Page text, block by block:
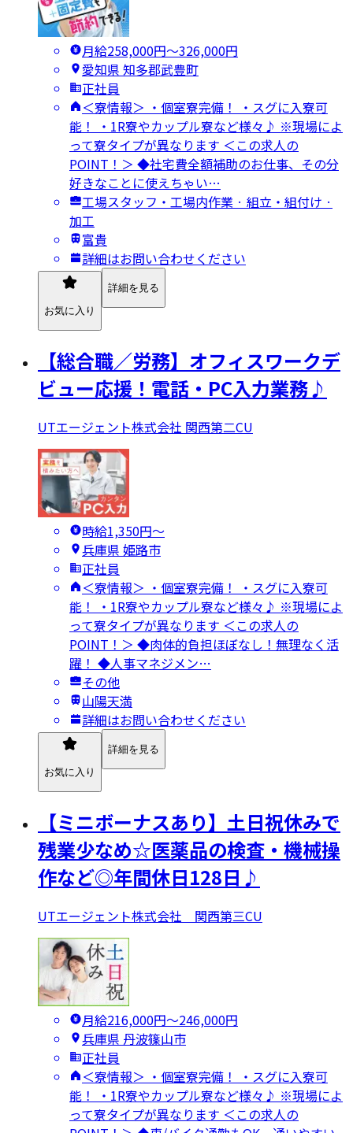
月給258,000円〜326,000円
愛知県 知多郡武豊町
正社員
＜寮情報＞ ・個室寮完備！ ・スグに入寮可
能！ ・1R寮やカップル寮など様々♪ ※現場によ
って寮タイプが異なります ＜この求人の
POINT！＞ ◆社宅費全額補助のお仕事、その分
好きなことに使えちゃい…
工場スタッフ・工場内作業 · 組立・組付け ·
加工
富貴
詳細はお問い合わせください
お気に入り
詳細を見る
【総合職／労務】オフィスワークデ
ビュー応援！電話・PC入力業務♪
UTエージェント株式会社 関西第二CU
時給1,350円〜
兵庫県 姫路市
正社員
＜寮情報＞ ・個室寮完備！ ・スグに入寮可
能！ ・1R寮やカップル寮など様々♪ ※現場によ
って寮タイプが異なります ＜この求人の
POINT！＞ ◆肉体的負担ほぼなし！無理なく活
躍！ ◆人事マネジメン…
その他
山陽天満
詳細はお問い合わせください
お気に入り
詳細を見る
【ミニボーナスあり】土日祝休みで
残業少なめ☆医薬品の検査・機械操
作など◎年間休日128日♪
UTエージェント株式会社 関西第三CU
月給216,000円〜246,000円
兵庫県 丹波篠山市
正社員
＜寮情報＞ ・個室寮完備！ ・スグに入寮可
能！ ・1R寮やカップル寮など様々♪ ※現場によ
って寮タイプが異なります ＜この求人の